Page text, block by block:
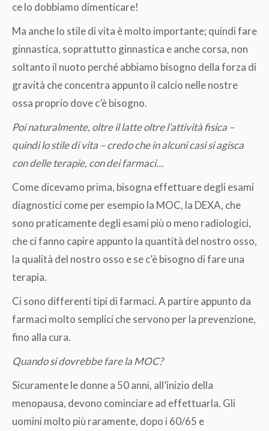
ce lo dobbiamo dimenticare!
Ma anche lo stile di vita è molto importante; quindi fare
ginnastica, soprattutto ginnastica e anche corsa, non
soltanto il nuoto perché abbiamo bisogno della forza di
gravità che concentra appunto il calcio nelle nostre
ossa proprio dove c’è bisogno.
Poi naturalmente, oltre il latte oltre l’attività fisica –
quindi lo stile di vita – credo che in alcuni casi si agisca
con delle terapie, con dei farmaci…
Come dicevamo prima, bisogna effettuare degli esami
diagnostici come per esempio la MOC, la DEXA, che
sono praticamente degli esami più o meno radiologici,
che ci fanno capire appunto la quantità del nostro osso,
la qualità del nostro osso e se c’è bisogno di fare una
terapia.
Ci sono differenti tipi di farmaci. A partire appunto da
farmaci molto semplici che servono per la prevenzione,
fino alla cura.
Quando si dovrebbe fare la MOC?
Sicuramente le donne a 50 anni, all’inizio della
menopausa, devono cominciare ad effettuarla. Gli
uomini molto più raramente, dopo i 60/65 e